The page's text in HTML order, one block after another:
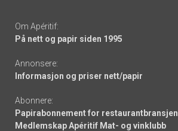
Om Apéritif:
På nett og papir siden 1995
Annonsere:
Informasjon og priser nett/papir
Abonnere:
Papirabonnement for restaurantbransjen
Medlemskap Apéritif Mat- og vinklubb